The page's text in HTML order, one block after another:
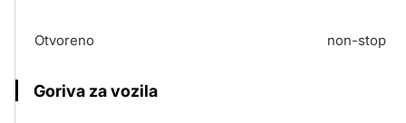
Otvoreno non-stop
Goriva za vozila